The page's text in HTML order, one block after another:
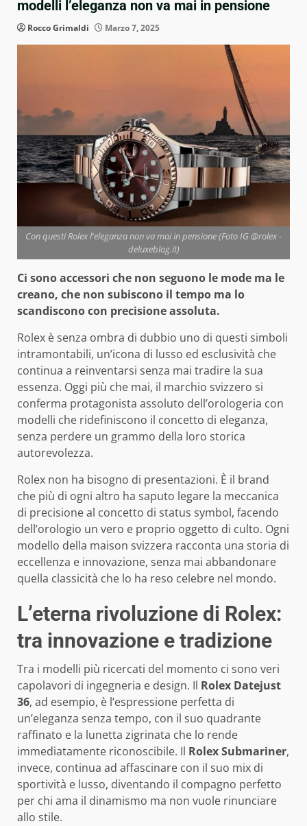
modelli l’eleganza non va mai in pensione
Rocco Grimaldi Marzo 7, 2025
Con questi Rolex l'eleganza non va mai in pensione (Foto IG @rolex -
deluxeblog.it)
Ci sono accessori che non seguono le mode ma le
creano, che non subiscono il tempo ma lo
scandiscono con precisione assoluta.
Rolex è senza ombra di dubbio uno di questi simboli
intramontabili, un’icona di lusso ed esclusività che
continua a reinventarsi senza mai tradire la sua
essenza. Oggi più che mai, il marchio svizzero si
conferma protagonista assoluto dell’orologeria con
modelli che ridefiniscono il concetto di eleganza,
senza perdere un grammo della loro storica
autorevolezza.
Rolex non ha bisogno di presentazioni. È il brand
che più di ogni altro ha saputo legare la meccanica
di precisione al concetto di status symbol, facendo
dell’orologio un vero e proprio oggetto di culto. Ogni
modello della maison svizzera racconta una storia di
eccellenza e innovazione, senza mai abbandonare
quella classicità che lo ha reso celebre nel mondo.
L’eterna rivoluzione di Rolex:
tra innovazione e tradizione
Tra i modelli più ricercati del momento ci sono veri
capolavori di ingegneria e design. Il Rolex Datejust
36, ad esempio, è l’espressione perfetta di
un’eleganza senza tempo, con il suo quadrante
raffinato e la lunetta zigrinata che lo rende
immediatamente riconoscibile. Il Rolex Submariner,
invece, continua ad affascinare con il suo mix di
sportività e lusso, diventando il compagno perfetto
per chi ama il dinamismo ma non vuole rinunciare
allo stile.